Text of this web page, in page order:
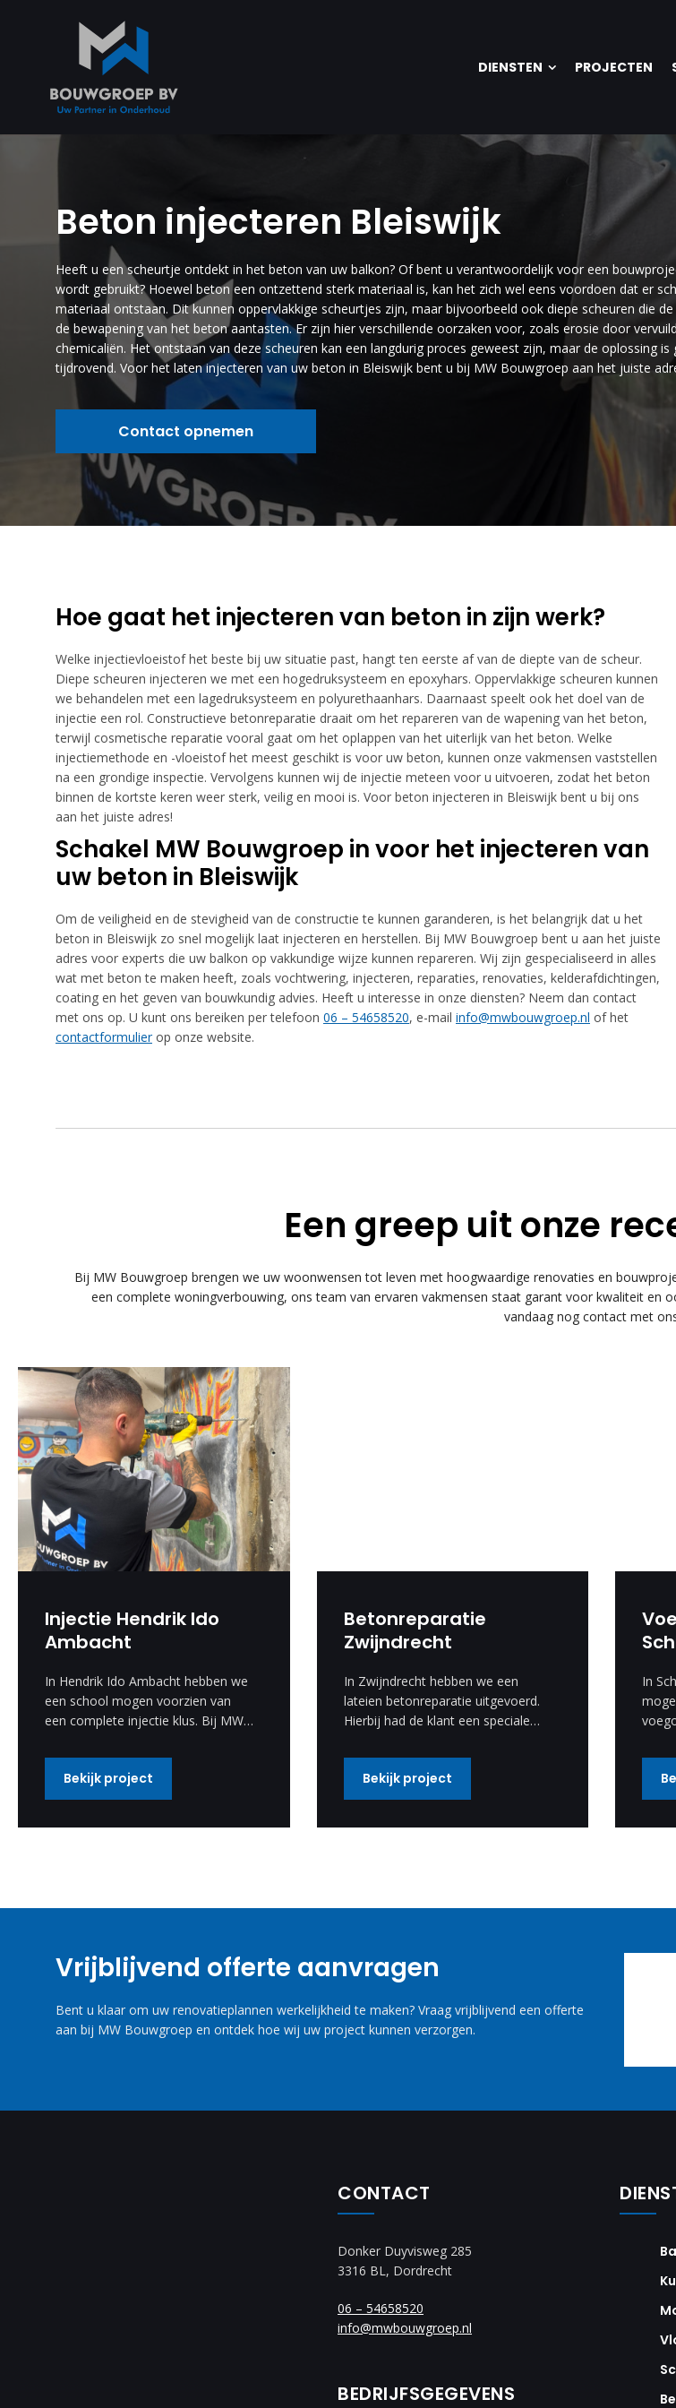
DIENSTEN PROJECTEN
Beton injecteren Bleiswijk
Heeft u een scheurtje ontdekt in het beton van uw balkon? Of bent u verantwoordelijk voor een
wordt gebruikt? Hoewel beton een ontzettend sterk materiaal is, kan het zich wel eens voordoen dat er
materiaal ontstaan. Dit kunnen oppervlakkige scheurtjes zijn, maar bijvoorbeeld ook diepe scheuren die
de bewapening van het beton aantasten. Er zijn hier verschillende oorzaken voor, zoals erosie door
chemicaliën. Het ontstaan van deze scheuren kan een langdurig proces geweest zijn, maar de oplossing is
tijdrovend. Voor het laten injecteren van uw beton in Bleiswijk bent u bij MW Bouwgroep aan het juiste
Contact opnemen
Hoe gaat het injecteren van beton in zijn werk?
Welke injectievloeistof het beste bij uw situatie past, hangt ten eerste af van de diepte van de scheur.
Diepe scheuren injecteren we met een hogedruksysteem en epoxyhars. Oppervlakkige scheuren kunnen
we behandelen met een lagedruksysteem en polyurethaanhars. Daarnaast speelt ook het doel van de
injectie een rol. Constructieve betonreparatie draait om het repareren van de wapening van het beton,
terwijl cosmetische reparatie vooral gaat om het oplappen van het uiterlijk van het beton. Welke
injectiemethode en -vloeistof het meest geschikt is voor uw beton, kunnen onze vakmensen vaststellen
na een grondige inspectie. Vervolgens kunnen wij de injectie meteen voor u uitvoeren, zodat het beton
binnen de kortste keren weer sterk, veilig en mooi is. Voor beton injecteren in Bleiswijk bent u bij ons
aan het juiste adres!
Schakel MW Bouwgroep in voor het injecteren van
uw beton in Bleiswijk
Om de veiligheid en de stevigheid van de constructie te kunnen garanderen, is het belangrijk dat u het
beton in Bleiswijk zo snel mogelijk laat injecteren en herstellen. Bij MW Bouwgroep bent u aan het juiste
adres voor experts die uw balkon op vakkundige wijze kunnen repareren. Wij zijn gespecialiseerd in alles
wat met beton te maken heeft, zoals vochtwering, injecteren, reparaties, renovaties, kelderafdichtingen,
coating en het geven van bouwkundig advies. Heeft u interesse in onze diensten? Neem dan contact
met ons op. U kunt ons bereiken per telefoon 06 – 54658520, e-mail info@mwbouwgroep.nl of het
contactformulierop onze website.
Een greep uit onze
Bij MW Bouwgroep brengen we uw woonwensen tot leven met hoogwaardige renovaties en
een complete woningverbouwing, ons team van ervaren vakmensen staat garant voor kwaliteit en
vandaag nog contact met
Injectie Hendrik Ido
Ambacht
In Hendrik Ido Ambacht hebben we
een school mogen voorzien van
een complete injectie klus. Bij MW
en vakmanschap.
Bekijk project
Betonreparatie
Zwijndrecht
In Zwijndrecht hebben we een
lateien betonreparatie uitgevoerd.
Hierbij had de klant een speciale
verwerken in de betonreparatie.
Deze speciale wens hebben wij
uitgevoerd en is een enorm mooi
Bekijk project
In
Vrijblijvend offerte aanvragen
Bent u klaar om uw renovatieplannen werkelijkheid te maken? Vraag vrijblijvend een offerte
aan bij MW Bouwgroep en ontdek hoe wij uw project kunnen verzorgen.
CONTACT
Donker Duyvisweg 285
3316 BL, Dordrecht
06 – 54658520
info@mwbouwgroep.nl
BEDRIJFSGEGEVENS